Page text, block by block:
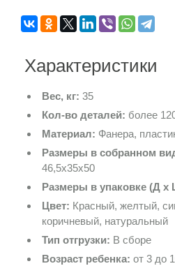
Характеристики
Вес, кг: 35
Кол-во деталей: более
Материал: Фанера,
Размеры в собранном
46,5х35х50
Размеры в упаковке (Д х
Цвет: Красный, желтый,
коричневый, натуральный
Тип отгрузки: В сборе
Возраст ребенка: от 3 до